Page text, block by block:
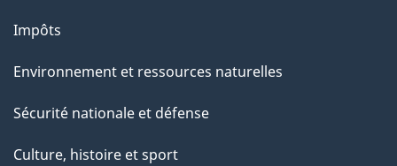
Impôts
Environnement et ressources naturelles
Sécurité nationale et défense
Culture, histoire et sport